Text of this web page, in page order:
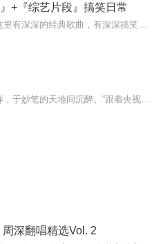
+『综艺片段』搞笑日常
深翻唱精选Vol. 2